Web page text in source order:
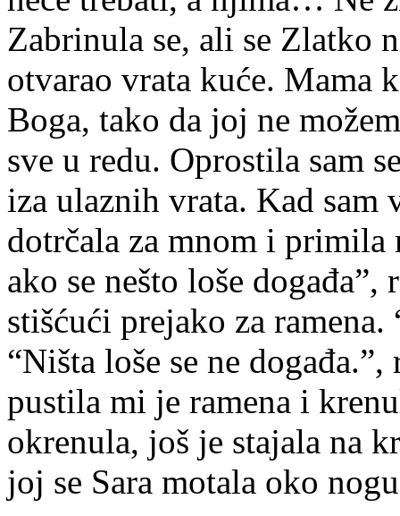
Zabrinula se, ali se Zlatko
otvarao vrata kuće. Mama
Boga, tako da joj ne
sve u redu. Oprostila sam
iza ulaznih vrata. Kad sam
dotrčala za mnom i primila
ako se nešto loše
stišćući prejako za
“Ništa loše se ne
pustila mi je ramena i
okrenula, još je stajala na
joj se Sara motala oko